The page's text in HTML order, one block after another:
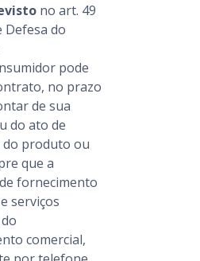
no art. 49
Defesa do
pode
no prazo
de sua
do ato de
produto ou
que a
fornecimento
serviços
comercial,